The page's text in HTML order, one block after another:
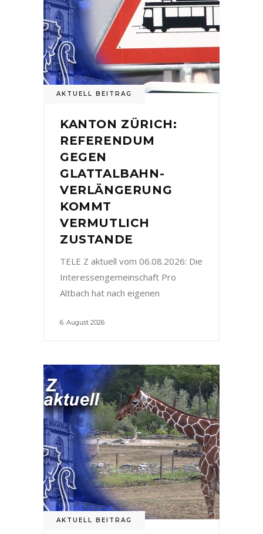
AKTUELL BEITRAG
KANTON ZÜRICH:
REFERENDUM
GEGEN
GLATTALBAHN-
VERLÄNGERUNG
KOMMT
VERMUTLICH
ZUSTANDE
TELE Z aktuell vom 06.08.2026: Die
Interessengemeinschaft Pro
Altbach hat nach eigenen
6. August 2026
AKTUELL BEITRAG